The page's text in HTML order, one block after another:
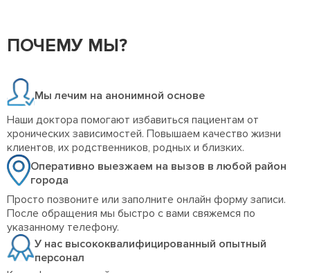
ПОЧЕМУ МЫ?
Мы лечим на анонимной основе
Наши доктора помогают избавиться пациентам от
хронических зависимостей. Повышаем качество жизни
клиентов, их родственников, родных и близких.
Оперативно выезжаем на вызов в любой район
города
Просто позвоните или заполните онлайн форму записи.
После обращения мы быстро с вами свяжемся по
указанному телефону.
У нас высококвалифицированный опытный
персонал